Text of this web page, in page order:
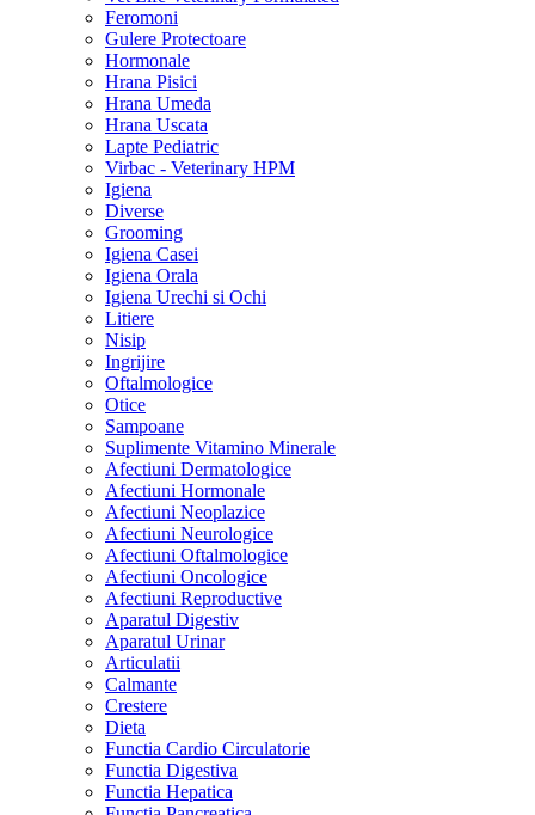
Feromoni
Gulere Protectoare
Hormonale
Hrana Pisici
Hrana Umeda
Hrana Uscata
Lapte Pediatric
Virbac - Veterinary HPM
Igiena
Diverse
Grooming
Igiena Casei
Igiena Orala
Igiena Urechi si Ochi
Litiere
Nisip
Ingrijire
Oftalmologice
Otice
Sampoane
Suplimente Vitamino Minerale
Afectiuni Dermatologice
Afectiuni Hormonale
Afectiuni Neoplazice
Afectiuni Neurologice
Afectiuni Oftalmologice
Afectiuni Oncologice
Afectiuni Reproductive
Aparatul Digestiv
Aparatul Urinar
Articulatii
Calmante
Crestere
Dieta
Functia Cardio Circulatorie
Functia Digestiva
Functia Hepatica